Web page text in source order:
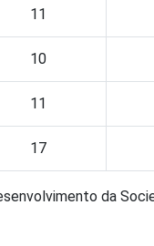
11
10
11
17
da